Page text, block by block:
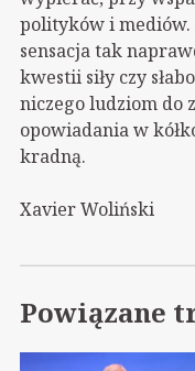
polityków i mediów.
sensacja tak
kwestii siły czy
niczego ludziom do
opowiadania w
kradną.
Xavier Woliński
Powiązane